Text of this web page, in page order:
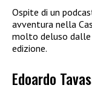
Ospite di un
avventura nella
molto deluso dalle
edizione.
Edoardo